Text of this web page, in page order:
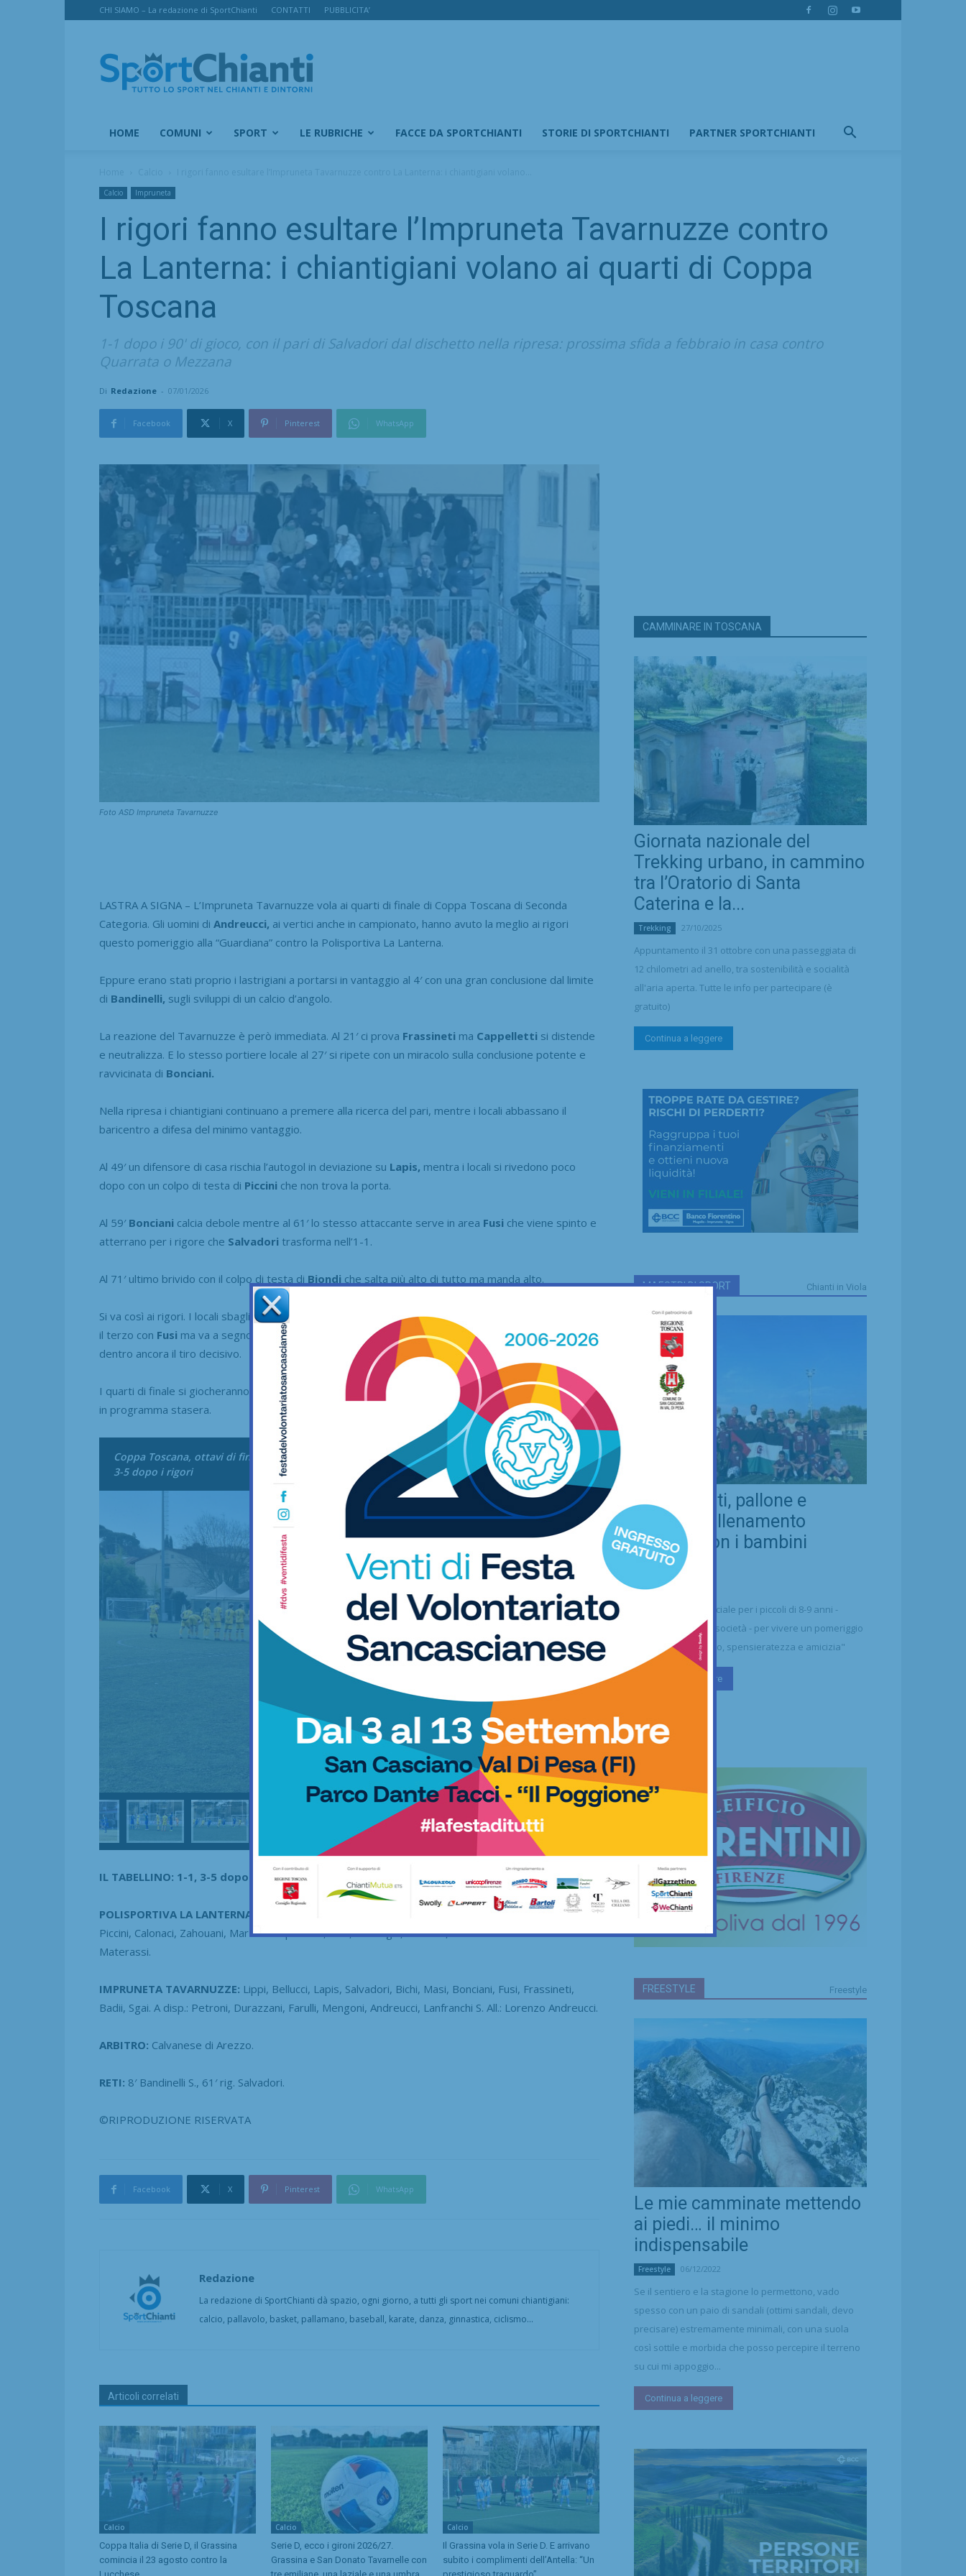
CHI SIAMO – La redazione di SportChianti CONTATTI PUBBLICITA’
SportChianti
HOME COMUNI SPORT LE RUBRICHE FACCE DA SPORTCHIANTI STORIE DI SPORTCHIANTI PARTNER SPORTCHIANTI
Calcio Impruneta
I rigori fanno esultare l’Impruneta Tavarnuzze contro
La Lanterna: i chiantigiani volano ai quarti di Coppa
Toscana
1-1 dopo i 90' di gioco, con il pari di Salvadori dal dischetto nella ripresa: prossima sfida a febbraio in casa contro
Quarrata o Mezzana
Di Redazione - 07/01/2026
Facebook X Pinterest WhatsApp
Foto ASD Impruneta Tavarnuzze
LASTRA A SIGNA – L’Impruneta Tavarnuzze vola ai quarti di finale di Coppa Toscana di Seconda
Categoria. Gli uomini di Andreucci, ai vertici anche in campionato, hanno avuto la meglio ai rigori
questo pomeriggio alla “Guardiana” contro la Polisportiva La Lanterna.
Eppure erano stati proprio i lastrigiani a portarsi in vantaggio al 4′ con una gran conclusione dal limite
di Bandinelli, sugli sviluppi di un calcio d’angolo.
La reazione del Tavarnuzze è però immediata. Al 21′ ci prova Frassineti ma Cappelletti si distende
e neutralizza. E lo stesso portiere locale al 27′ si ripete con un miracolo sulla conclusione potente e
ravvicinata di Bonciani.
Nella ripresa i chiantigiani continuano a premere alla ricerca del pari, mentre i locali abbassano il
baricentro a difesa del minimo vantaggio.
Al 49′ un difensore di casa rischia l’autogol in deviazione su Lapis, mentra i locali si rivedono poco
dopo con un colpo di testa di Piccini che non trova la porta.
Al 59′ Bonciani calcia debole mentre al 61′ lo stesso attaccante serve in area Fusi che viene spinto e
atterrano per i rigore che Salvadori trasforma nell’1-1.
Al 71′ ultimo brivido con il colpo di testa di Biondi che salta più alto di tutto ma manda alto.
Si va così ai rigori. I locali sbagliano il secondo e terzo tiro della serie, l’Impruneta Tavarnuzze sbaglia
il terzo con Fusi ma va a segno con Sgai, Lanfranchi eFrassineti,prima che Salvadorimetta
dentro ancora il tiro decisivo.
I quarti di finale si giocheranno al “Nesi” l’11 febbraio contro la vincente di Olimpia Quarrata-Mezzana
in programma stasera.
Coppa Toscana, ottavi di finale: La Lanterna-Impruneta Tavarnuzze,
3-5 dopo i rigori
di 13
IL TABELLINO: 1-1, 3-5 dopo i rigori
POLISPORTIVA LA LANTERNA:
Cappelletti, Pierattini, Capaccioli, Bandinelli S., Biondi, Zamillo, Ducci,
Piccini, Calonaci, Zahouani, Marzi. A disp.: Berti, Galli, Maranghi, Guidotti, Bandinelli M. All.: Kilian
Materassi.
IMPRUNETA TAVARNUZZE: Lippi, Bellucci, Lapis, Salvadori, Bichi, Masi, Bonciani, Fusi, Frassineti,
Badii, Sgai. A disp.: Petroni, Durazzani, Farulli, Mengoni, Andreucci, Lanfranchi S. All.: Lorenzo Andreucci.
ARBITRO: Calvanese di Arezzo.
RETI: 8′ Bandinelli S., 61′ rig. Salvadori.
©RIPRODUZIONE RISERVATA
Facebook X Pinterest WhatsApp
Redazione
La redazione di SportChianti dà spazio, ogni giorno, a tutti gli sport nei comuni chiantigiani:
calcio, pallavolo, basket, pallamano, baseball, karate, danza, ginnastica, ciclismo...
Articoli correlati
Calcio
Coppa Italia di Serie D, il Grassina
comincia il 23 agosto contro la
Calcio
Serie D, ecco i gironi 2026/27.
Grassina e San Donato Tavarnelle con
Calcio
Il Grassina vola in Serie D. E arrivano
subito i complimenti dell’Antella: “Un
CAMMINARE IN TOSCANA
Giornata nazionale del
Trekking urbano, in cammino
tra l’Oratorio di Santa
Caterina e la...
Trekking 27/10/2025
Appuntamento il 31 ottobre con una passeggiata di
12 chilometri ad anello, tra sostenibilità e socialità
all'aria aperta. Tutte le info per partecipare (è
gratuito)
Continua a leggere
MAESTRI DI SPORT Chianti in Viola
Real Chianti, pallone e
bellezza: allenamento
insieme con i bambini
Saharawi
Calcio
"Un'occasione speciale per i piccoli di 8-9 anni -
sottolineano dalla società - per vivere un pomeriggio
di puro divertimento, spensieratezza e amicizia"
Continua a leggere
FREESTYLE Freestyle
Le mie camminate mettendo
ai piedi… il minimo
indispensabile
Freestyle 06/12/2022
Se il sentiero e la stagione lo permettono, vado
spesso con un paio di sandali (ottimi sandali, devo
precisare) estremamente minimali, con una suola
così sottile e morbida che posso percepire il terreno
su cui mi appoggio...
Continua a leggere